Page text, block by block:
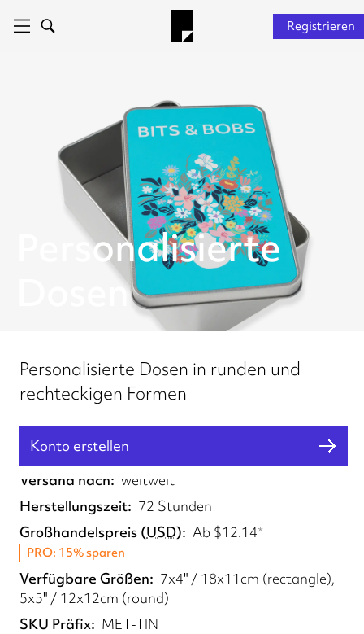
Registrieren
Personalisierte
Dosen
Personalisierte Dosen in runden und
rechteckigen Formen
Konto erstellen
Erfüllt von
UK
Versand nach
weltweit
Herstellungszeit
72 Stunden
Großhandelspreis (USD) Ab $12.14*
PRO: 15% sparen
Verfügbare Größen
7x4" / 18x11cm (rectangle),
5x5" / 12x12cm (round)
SKU Präfix
MET-TIN